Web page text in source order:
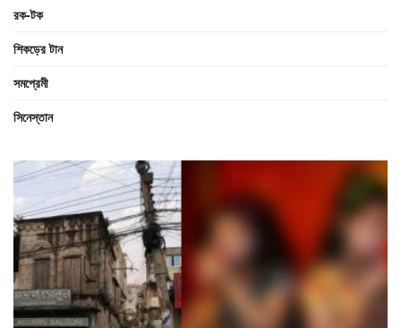
রক-টক
শিকড়ের টান
সমপ্রেমী
সিনেস্তান